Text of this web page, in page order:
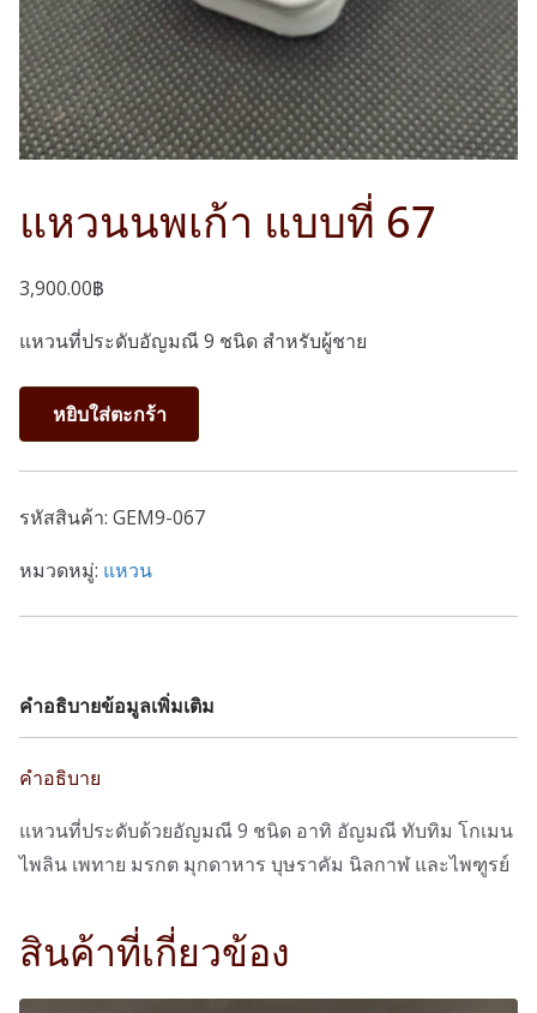
แหวนนพเก้า แบบที่ 67
3,900.00฿
แหวนที่ประดับอัญมณี 9 ชนิด สำหรับผู้ชาย
จำนวน
แหวน
นพเก้า
แบบ
67
หยิบใส่ตะกร้า
รหัสสินค้า: GEM9-067
หมวดหมู่: แหวน
คำอธิบายข้อมูลเพิ่มเติม
คำอธิบาย
แหวนที่ประดับด้วยอัญมณี 9 ชนิด อาทิ อัญมณี ทับทิม โกเมน
ไพลิน เพทาย มรกต มุกดาหาร บุษราคัม นิลกาฬ และไพฑูรย์
สินค้าที่เกี่ยวข้อง